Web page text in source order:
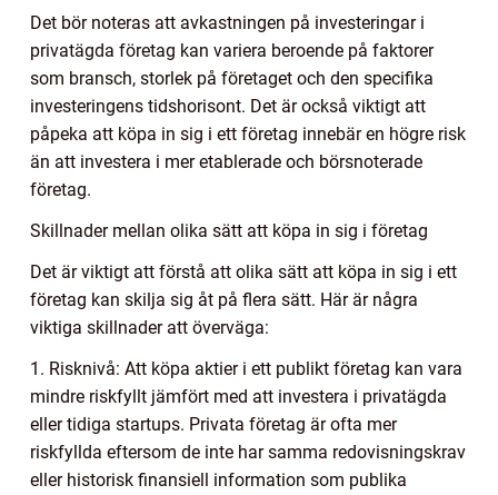
Det bör noteras att avkastningen på investeringar i
privatägda företag kan variera beroende på faktorer
som bransch, storlek på företaget och den specifika
investeringens tidshorisont. Det är också viktigt att
påpeka att köpa in sig i ett företag innebär en högre risk
än att investera i mer etablerade och börsnoterade
företag.
Skillnader mellan olika sätt att köpa in sig i företag
Det är viktigt att förstå att olika sätt att köpa in sig i ett
företag kan skilja sig åt på flera sätt. Här är några
viktiga skillnader att överväga:
1. Risknivå: Att köpa aktier i ett publikt företag kan vara
mindre riskfyllt jämfört med att investera i privatägda
eller tidiga startups. Privata företag är ofta mer
riskfyllda eftersom de inte har samma redovisningskrav
eller historisk finansiell information som publika